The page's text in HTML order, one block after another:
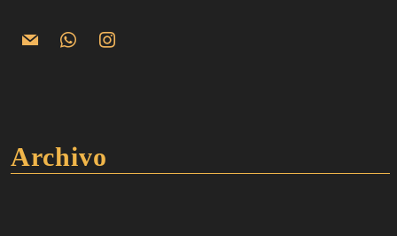
Archivo